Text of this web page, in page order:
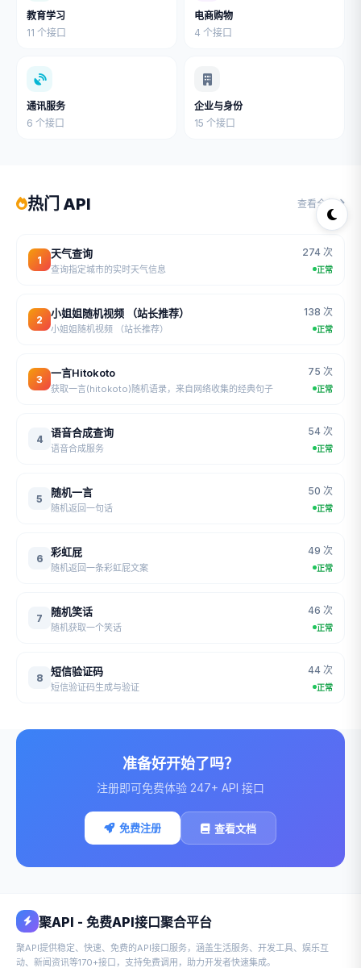
教育学习
11 个接口
电商购物
4 个接口
通讯服务
6 个接口
企业与身份
15 个接口
热门 API 查看全部
1
天气查询
查询指定城市的实时天气信息
274 次
正常
2
小姐姐随机视频 （站长推荐）
小姐姐随机视频 （站长推荐）
138 次
正常
3
一言Hitokoto
获取一言(hitokoto)随机语录，来自网络收集的经典句子
75 次
正常
4
语音合成查询
语音合成服务
54 次
正常
5
随机一言
随机返回一句话
50 次
正常
6
彩虹屁
随机返回一条彩虹屁文案
49 次
正常
7
随机笑话
随机获取一个笑话
46 次
正常
8
短信验证码
短信验证码生成与验证
44 次
正常
准备好开始了吗？
注册即可免费体验 247+ API 接口
免费注册 查看文档
聚API - 免费API接口聚合平台
聚API提供稳定、快速、免费的API接口服务，涵盖生活服务、开发工具、娱乐互
动、新闻资讯等170+接口，支持免费调用，助力开发者快速集成。